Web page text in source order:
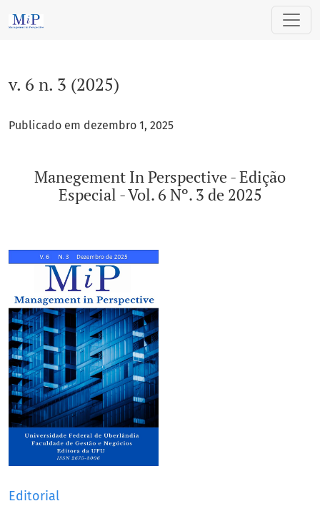
v. 6 n. 3 (2025): Manegement In Perspective - Edição
v. 6 n. 3 (2025)
Publicado em dezembro 1, 2025
Manegement In Perspective - Edição
Especial - Vol. 6 Nº. 3 de 2025
Editorial